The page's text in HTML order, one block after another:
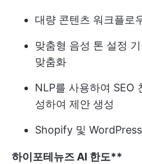
대량 콘텐츠 워크플로
맞춤형 음성 톤 설정
맞춤화
NLP를 사용하여 SEO
성하여 제안 생성
Shopify 및
하이포테뉴즈 AI 한도**